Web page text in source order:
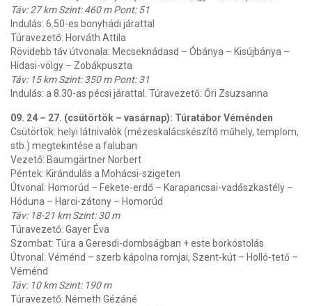
Táv: 27 km Szint: 460 m Pont: 51
Indulás: 6.50-es bonyhádi járattal
Túravezető: Horváth Attila
Rövidebb táv útvonala: Mecseknádasd – Óbánya – Kisújbánya –
Hidasi-völgy – Zobákpuszta
Táv: 15 km Szint: 350 m Pont: 31
Indulás: a 8.30-as pécsi járattal. Túravezető: Őri Zsuzsanna
09. 24 – 27. (csütörtök – vasárnap): Túratábor Véménden
Csütörtök: helyi látnivalók (mézeskalácskészítő műhely, templom,
stb.) megtekintése a faluban
Vezető: Baumgärtner Norbert
Péntek: Kirándulás a Mohácsi-szigeten
Útvonal: Homorúd – Fekete-erdő – Karapancsai-vadászkastély –
Hóduna – Harci-zátony – Homorúd
Táv: 18-21 km Szint: 30 m
Túravezető: Gayer Éva
Szombat: Túra a Geresdi-dombságban + este borkóstolás
Útvonal: Véménd – szerb kápolna romjai, Szent-kút – Holló-tető –
Véménd
Táv: 10 km Szint: 190 m
Túravezető: Németh Gézáné